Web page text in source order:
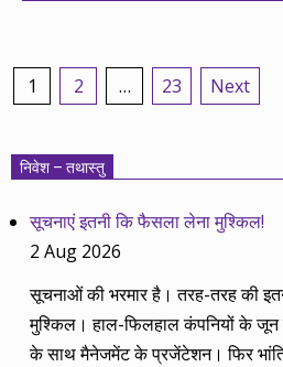
Posts
1 2 … 23 Next
निवेश – तथास्तु
सूचनाएं इतनी कि फैसला लेना मुश्किल!
2 Aug 2026
सूचनाओं की भरमार है। तरह-तरह की
मुश्किल। हाल-फिलहाल कंपनियों के जून
के साथ मैनेजमेंट के प्रजेंटेशन। फिर